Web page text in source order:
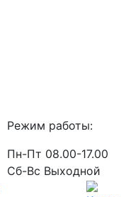
Режим работы:
Пн-Пт 08.00-17.00
Сб-Вс Выходной